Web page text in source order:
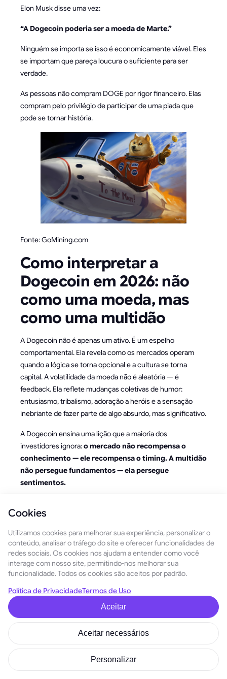
Elon Musk disse uma vez:
“A Dogecoin poderia ser a moeda de Marte.”
Ninguém se importa se isso é economicamente viável. Eles
se importam que pareça loucura o suficiente para ser
verdade.
As pessoas não compram DOGE por rigor financeiro. Elas
compram pelo privilégio de participar de uma piada que
pode se tornar história.
Fonte: GoMining.com
Como interpretar a
Dogecoin em 2026: não
como uma moeda, mas
como uma multidão
A Dogecoin não é apenas um ativo. É um espelho
comportamental. Ela revela como os mercados operam
quando a lógica se torna opcional e a cultura se torna
capital. A volatilidade da moeda não é aleatória — é
feedback. Ela reflete mudanças coletivas de humor:
entusiasmo, tribalismo, adoração a heróis e a sensação
inebriante de fazer parte de algo absurdo, mas significativo.
A Dogecoin ensina uma lição que a maioria dos
investidores ignora:o mercado não recompensa o
conhecimento — ele recompensa o timing. A multidão
não persegue fundamentos — ela persegue
sentimentos.
um meme e começar a interpretá-la como um mapa da
Dogecoin como
fenômeno social: cultura
acima do código
As finanças tradicionais perguntam:
ativo resolve?A Dogecoin responde com outra pergunta:E
se o próprio valor for o problema?
Cookies
Utilizamos cookies para melhorar sua experiência, personalizar o
conteúdo, analisar o tráfego do site e oferecer funcionalidades de
redes sociais. Os cookies nos ajudam a entender como você
interage com nosso site, permitindo-nos melhorar sua
funcionalidade. Todos os cookies são aceitos por padrão.
Política de PrivacidadeTermos de Uso
Aceitar
Aceitar necessários
Personalizar